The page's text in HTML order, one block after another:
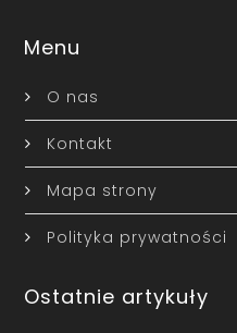
Menu
O nas
Kontakt
Mapa strony
Polityka prywatności
Ostatnie artykuły